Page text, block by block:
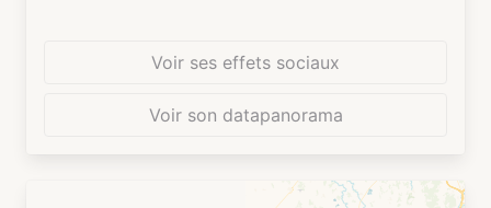
Voir ses effets sociaux
Voir son datapanorama